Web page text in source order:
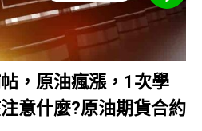
，原油瘋漲，1次學
意什麼?原油期貨合約